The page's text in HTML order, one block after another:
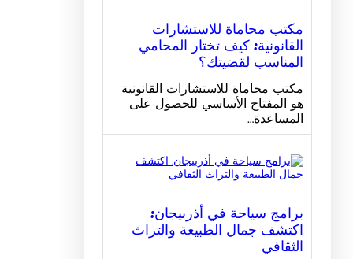
مكتب محاماة للاستشارات
القانونية: كيف تختار المحامي
المناسب لقضيتك؟
مكتب محاماة للاستشارات القانونية
هو المفتاح الأساسي للحصول على
المساعدة…
برامج سياحة في أذربيجان:
اكتشف جمال الطبيعة والتراث
الثقافي